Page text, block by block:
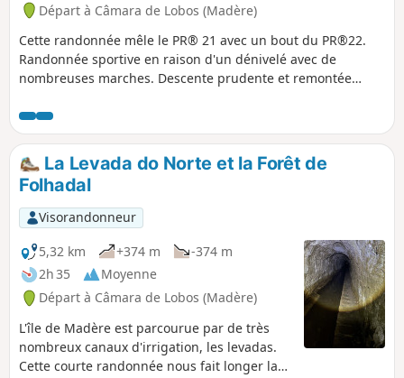
Départ à Câmara de Lobos (Madère)
Cette randonnée mêle le PR® 21 avec un bout du PR®22.
Randonnée sportive en raison d'un dénivelé avec de
nombreuses marches. Descente prudente et remontée
La Levada do Norte et la Forêt de
Folhadal
Visorandonneur
5,32 km
+374 m
-374 m
2h 35
Moyenne
Départ à Câmara de Lobos (Madère)
L'île de Madère est parcourue par de très
nombreux canaux d'irrigation, les levadas.
Cette courte randonnée nous fait longer la